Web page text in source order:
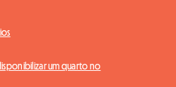
um quarto no